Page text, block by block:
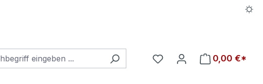
Du hast 0 Produkte auf
0,00 €*